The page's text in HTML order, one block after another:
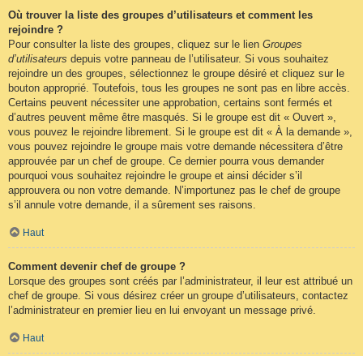
Où trouver la liste des groupes d’utilisateurs et comment les
rejoindre ?
Pour consulter la liste des groupes, cliquez sur le lien Groupes
d’utilisateurs depuis votre panneau de l’utilisateur. Si vous souhaitez
rejoindre un des groupes, sélectionnez le groupe désiré et cliquez sur le
bouton approprié. Toutefois, tous les groupes ne sont pas en libre accès.
Certains peuvent nécessiter une approbation, certains sont fermés et
d’autres peuvent même être masqués. Si le groupe est dit « Ouvert »,
vous pouvez le rejoindre librement. Si le groupe est dit « À la demande »,
vous pouvez rejoindre le groupe mais votre demande nécessitera d’être
approuvée par un chef de groupe. Ce dernier pourra vous demander
pourquoi vous souhaitez rejoindre le groupe et ainsi décider s’il
approuvera ou non votre demande. N’importunez pas le chef de groupe
s’il annule votre demande, il a sûrement ses raisons.
Haut
Comment devenir chef de groupe ?
Lorsque des groupes sont créés par l’administrateur, il leur est attribué un
chef de groupe. Si vous désirez créer un groupe d’utilisateurs, contactez
l’administrateur en premier lieu en lui envoyant un message privé.
Haut